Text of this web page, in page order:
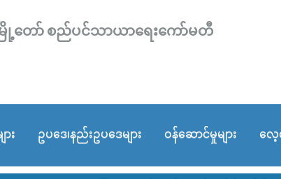
ြို့တော် စည်ပင်သာယာရေးကော်မတီ
ား ဥပဒေ၊နည်းဥပဒေများ ဝန်ဆောင်မှုများ လေ့